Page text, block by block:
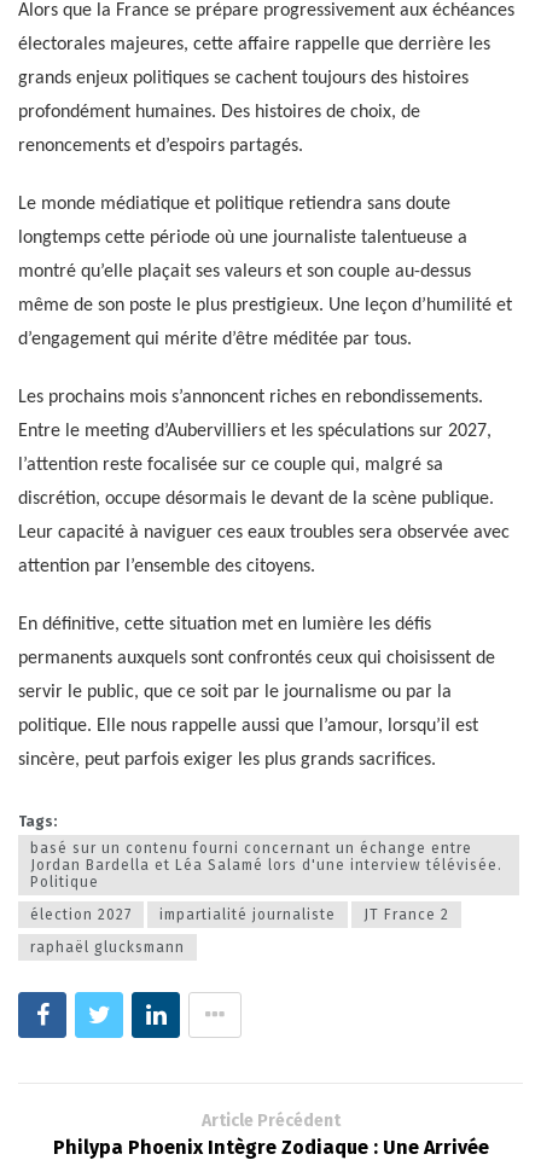
Alors que la France se prépare progressivement aux échéances
électorales majeures, cette affaire rappelle que derrière les
grands enjeux politiques se cachent toujours des histoires
profondément humaines. Des histoires de choix, de
renoncements et d’espoirs partagés.
Le monde médiatique et politique retiendra sans doute
longtemps cette période où une journaliste talentueuse a
montré qu’elle plaçait ses valeurs et son couple au-dessus
même de son poste le plus prestigieux. Une leçon d’humilité et
d’engagement qui mérite d’être méditée par tous.
Les prochains mois s’annoncent riches en rebondissements.
Entre le meeting d’Aubervilliers et les spéculations sur 2027,
l’attention reste focalisée sur ce couple qui, malgré sa
discrétion, occupe désormais le devant de la scène publique.
Leur capacité à naviguer ces eaux troubles sera observée avec
attention par l’ensemble des citoyens.
En définitive, cette situation met en lumière les défis
permanents auxquels sont confrontés ceux qui choisissent de
servir le public, que ce soit par le journalisme ou par la
politique. Elle nous rappelle aussi que l’amour, lorsqu’il est
sincère, peut parfois exiger les plus grands sacrifices.
Tags:
basé sur un contenu fourni concernant un échange entre
Jordan Bardella et Léa Salamé lors d'une interview télévisée.
Politique
élection 2027
impartialité journaliste
JT France 2
raphaël glucksmann
Article Précédent
Philypa Phoenix Intègre Zodiaque : Une Arrivée